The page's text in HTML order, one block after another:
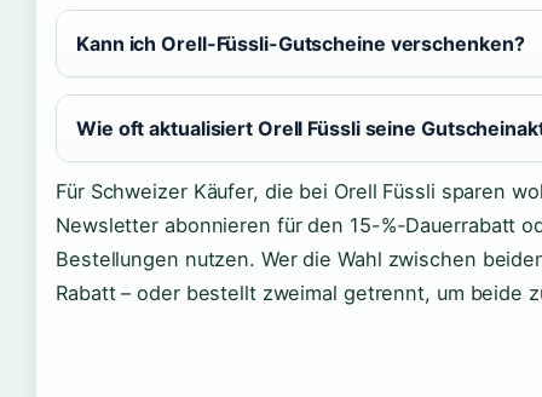
Kann ich Orell-Füssli-Gutscheine verschenken?
Wie oft aktualisiert Orell Füssli seine
Für Schweizer Käufer, die bei Orell Füssli sparen
Newsletter abonnieren für den 15-%-Dauerrabatt
Bestellungen nutzen. Wer die Wahl zwischen
Rabatt – oder bestellt zweimal getrennt, um beide